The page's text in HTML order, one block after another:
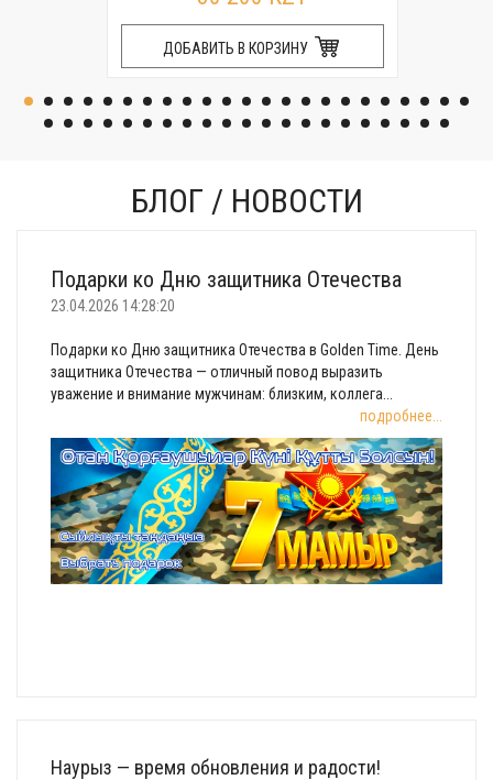
ДОБАВИТЬ В КОРЗИНУ
БЛОГ / НОВОСТИ
Подарки ко Дню защитника Отечества
23.04.2026 14:28:20
Подарки ко Дню защитника Отечества в Golden Time. День
защитника Отечества — отличный повод выразить
уважение и внимание мужчинам: близким, коллега...
подробнее...
Наурыз — время обновления и радости!